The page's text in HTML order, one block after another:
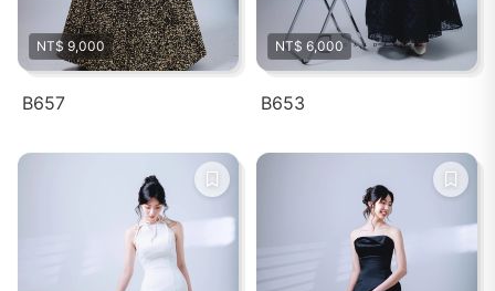
NT$ 9,000
B657
NT$ 6,000
B653